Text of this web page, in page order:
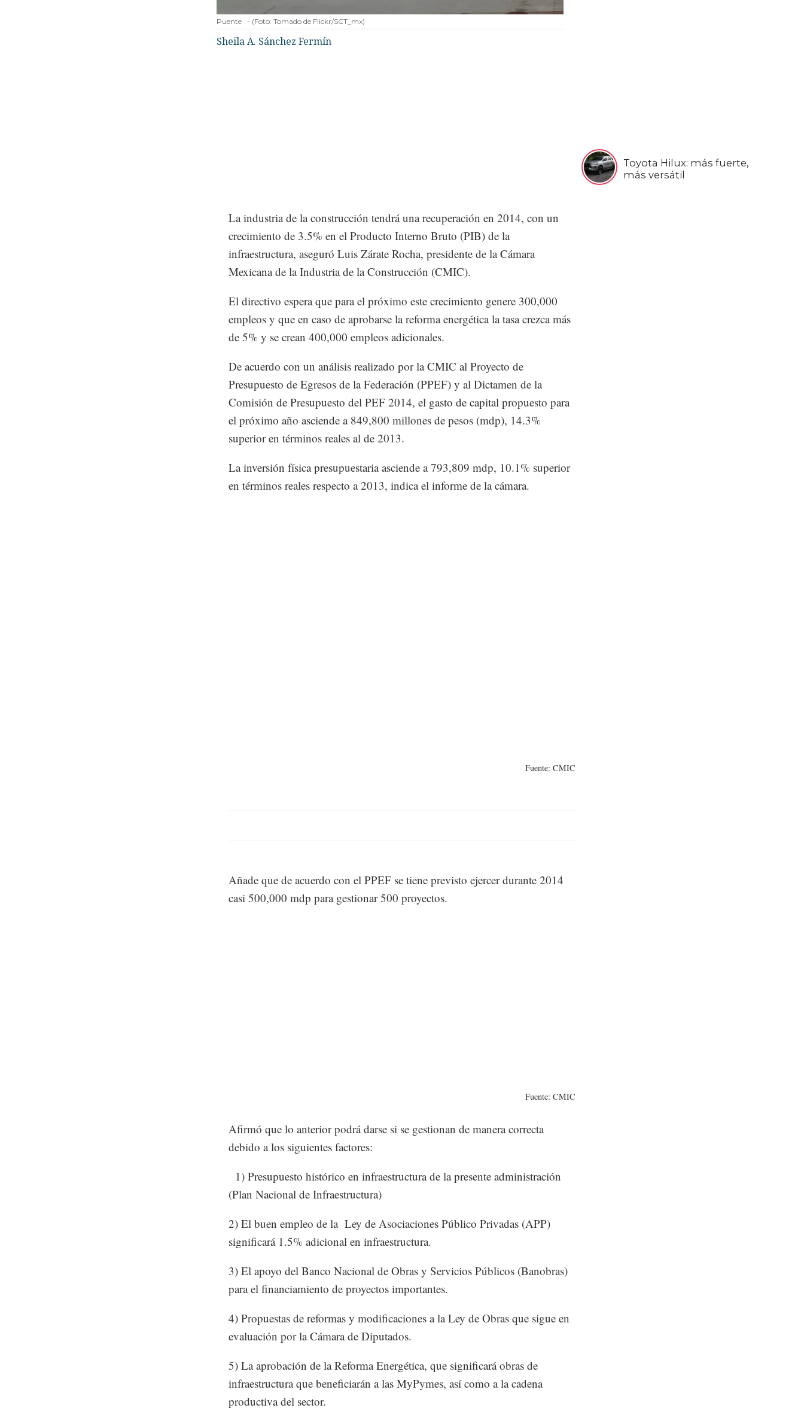
Toyota Hilux: más fuerte,
más versátil
Puente - (Foto: Tomado de Flickr/SCT_mx)
Sheila A. Sánchez Fermín
La industria de la construcción tendrá una recuperación en 2014, con un
crecimiento de 3.5% en el Producto Interno Bruto (PIB) de la
infraestructura, aseguró Luis Zárate Rocha, presidente de la Cámara
Mexicana de la Industria de la Construcción (CMIC).
El directivo espera que para el próximo este crecimiento genere 300,000
empleos y que en caso de aprobarse la reforma energética la tasa crezca más
de 5% y se crean 400,000 empleos adicionales.
De acuerdo con un análisis realizado por la CMIC al Proyecto de
Presupuesto de Egresos de la Federación (PPEF) y al Dictamen de la
Comisión de Presupuesto del PEF 2014, el gasto de capital propuesto para
el próximo año asciende a 849,800 millones de pesos (mdp), 14.3%
superior en términos reales al de 2013.
La inversión física presupuestaria asciende a 793,809 mdp, 10.1% superior
en términos reales respecto a 2013, indica el informe de la cámara.
Fuente: CMIC
Añade que de acuerdo con el PPEF se tiene previsto ejercer durante 2014
casi 500,000 mdp para gestionar 500 proyectos.
Fuente: CMIC
Afirmó que lo anterior podrá darse si se gestionan de manera correcta
debido a los siguientes factores:
1) Presupuesto histórico en infraestructura de la presente administración
(Plan Nacional de Infraestructura)
2) El buen empleo de la Ley de Asociaciones Público Privadas (APP)
significará 1.5% adicional en infraestructura.
3) El apoyo del Banco Nacional de Obras y Servicios Públicos (Banobras)
para el financiamiento de proyectos importantes.
4) Propuestas de reformas y modificaciones a la Ley de Obras que sigue en
evaluación por la Cámara de Diputados.
5) La aprobación de la Reforma Energética, que significará obras de
infraestructura que beneficiarán a las MyPymes, así como a la cadena
productiva del sector.